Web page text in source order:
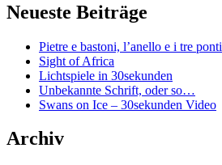
Neueste Beiträge
Pietre e bastoni, l’anello e i tre ponti
Sight of Africa
Lichtspiele in 30sekunden
Unbekannte Schrift, oder so…
Swans on Ice – 30sekunden Video
Archiv